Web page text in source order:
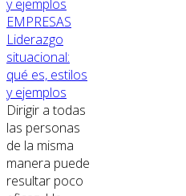
EMPRESAS
Liderazgo
situacional:
qué es, estilos
y ejemplos
Dirigir a todas
las personas
de la misma
manera puede
resultar poco